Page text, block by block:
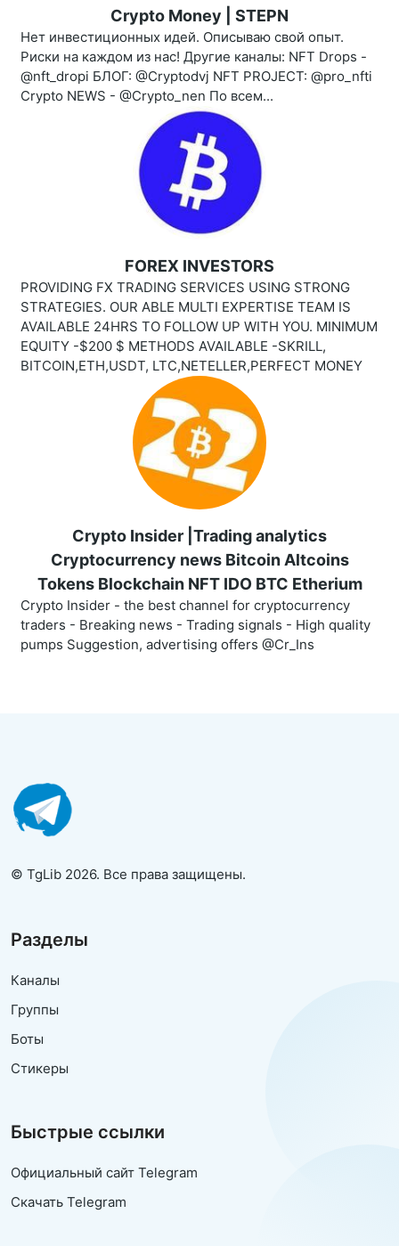
Crypto Money | STEPN
Нет инвестиционных идей. Описываю свой опыт.
Риски на каждом из нас! Другие каналы: NFT Drops -
@nft_dropi БЛОГ: @Cryptodvj NFT PROJECT: @pro_nfti
Crypto NEWS - @Crypto_nen По всем...
FOREX INVESTORS
PROVIDING FX TRADING SERVICES USING STRONG
STRATEGIES. OUR ABLE MULTI EXPERTISE TEAM IS
AVAILABLE 24HRS TO FOLLOW UP WITH YOU. MINIMUM
EQUITY -$200 $ METHODS AVAILABLE -SKRILL,
BITCOIN,ETH,USDT, LTC,NETELLER,PERFECT MONEY
Crypto Insider |Trading analytics
Cryptocurrency news Bitcoin Altcoins
Tokens Blockchain NFT IDO BTC Etherium
Crypto Insider - the best channel for cryptocurrency
traders - Breaking news - Trading signals - High quality
pumps Suggestion, advertising offers @Cr_Ins
© TgLib 2026. Все права защищены.
Разделы
Каналы
Группы
Боты
Стикеры
Быстрые ссылки
Официальный сайт Telegram
Скачать Telegram